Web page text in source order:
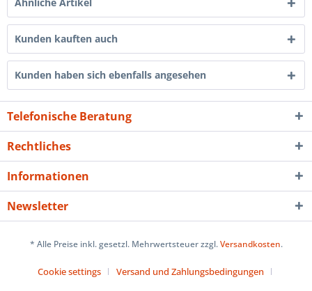
Kunden kauften auch
Kunden haben sich ebenfalls angesehen
Telefonische Beratung
Rechtliches
Informationen
Newsletter
* Alle Preise inkl. gesetzl. Mehrwertsteuer zzgl.Versandkosten.
Cookie settings
Versand und Zahlungsbedingungen